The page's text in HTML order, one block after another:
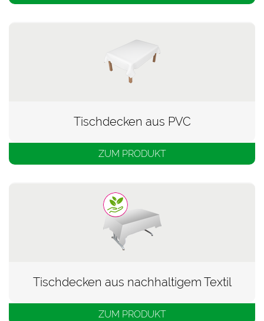
Tischdecken aus PVC
ZUM PRODUKT
Tischdecken aus nachhaltigem Textil
ZUM PRODUKT